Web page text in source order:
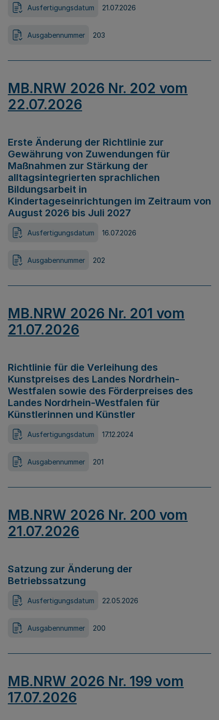
Ausfertigungsdatum 21.07.2026
Ausgabennummer 203
MB.NRW 2026 Nr. 202 vom
22.07.2026
Erste Änderung der Richtlinie zur
Gewährung von Zuwendungen für
Maßnahmen zur Stärkung der
alltagsintegrierten sprachlichen
Bildungsarbeit in
Kindertageseinrichtungen im Zeitraum von
August 2026 bis Juli 2027
Ausfertigungsdatum 16.07.2026
Ausgabennummer 202
MB.NRW 2026 Nr. 201 vom
21.07.2026
Richtlinie für die Verleihung des
Kunstpreises des Landes Nordrhein-
Westfalen sowie des Förderpreises des
Landes Nordrhein-Westfalen für
Künstlerinnen und Künstler
Ausfertigungsdatum 17.12.2024
Ausgabennummer 201
MB.NRW 2026 Nr. 200 vom
21.07.2026
Satzung zur Änderung der
Betriebssatzung
Ausfertigungsdatum 22.05.2026
Ausgabennummer 200
MB.NRW 2026 Nr. 199 vom
17.07.2026